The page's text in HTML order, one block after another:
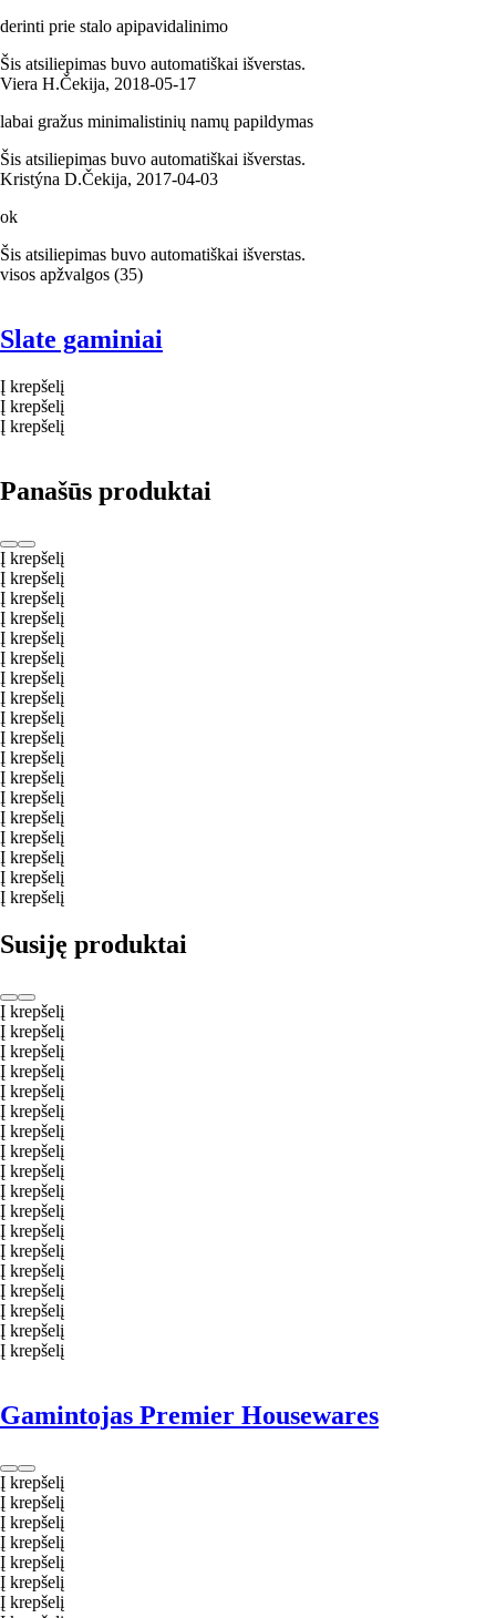
derinti prie stalo apipavidalinimo
Šis atsiliepimas buvo automatiškai išverstas.
Viera H.Čekija, 2018‑05‑17
labai gražus minimalistinių namų papildymas
Šis atsiliepimas buvo automatiškai išverstas.
Kristýna D.Čekija, 2017‑04‑03
ok
Šis atsiliepimas buvo automatiškai išverstas.
visos apžvalgos (35)
Slate gaminiai
Į krepšelį
Į krepšelį
Į krepšelį
Panašūs produktai
Į krepšelį
Į krepšelį
Į krepšelį
Į krepšelį
Į krepšelį
Į krepšelį
Į krepšelį
Į krepšelį
Į krepšelį
Į krepšelį
Į krepšelį
Į krepšelį
Į krepšelį
Į krepšelį
Į krepšelį
Į krepšelį
Į krepšelį
Į krepšelį
Susiję produktai
Į krepšelį
Į krepšelį
Į krepšelį
Į krepšelį
Į krepšelį
Į krepšelį
Į krepšelį
Į krepšelį
Į krepšelį
Į krepšelį
Į krepšelį
Į krepšelį
Į krepšelį
Į krepšelį
Į krepšelį
Į krepšelį
Į krepšelį
Į krepšelį
Gamintojas Premier Housewares
Į krepšelį
Į krepšelį
Į krepšelį
Į krepšelį
Į krepšelį
Į krepšelį
Į krepšelį